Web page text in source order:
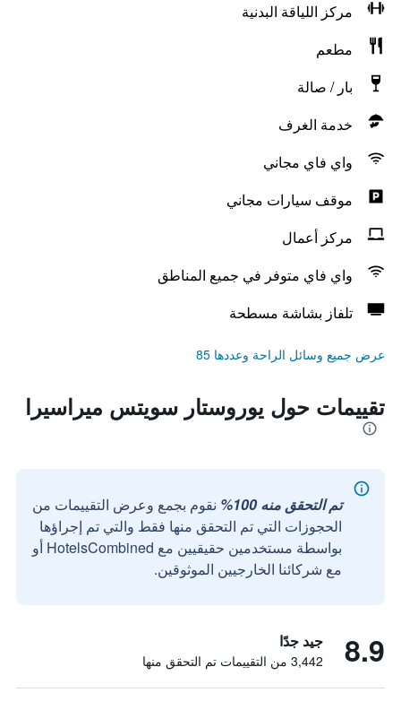
مركز اللياقة البدنية
مطعم
بار / صالة
خدمة الغرف
واي فاي مجاني
موقف سيارات مجاني
مركز أعمال
واي فاي متوفر في جميع المناطق
تلفاز بشاشة مسطحة
عرض جميع وسائل الراحة وعددها 85
تقييمات حول يوروستار سويتس ميراسيرا
تم التحقق منه 100%
نقوم بجمع وعرض التقييمات من
الحجوزات التي تم التحقق منها فقط والتي تم إجراؤها
بواسطة مستخدمين حقيقيين مع HotelsCombined أو
مع شركائنا الخارجيين الموثوقين.
8.9 جيد جدًا
3,442 من التقييمات تم التحقق منها